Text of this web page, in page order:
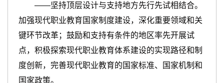
——坚持顶层设计与支持地方先行先试相结合。
加强现代职业教育国家制度建设，深化重要领域和关
键环节改革；鼓励和支持有条件的地区率先开展试
点，积极探索现代职业教育体系建设的实现路径和制
度创新，完善现代职业教育的国家标准、国家机制和
国家政策。